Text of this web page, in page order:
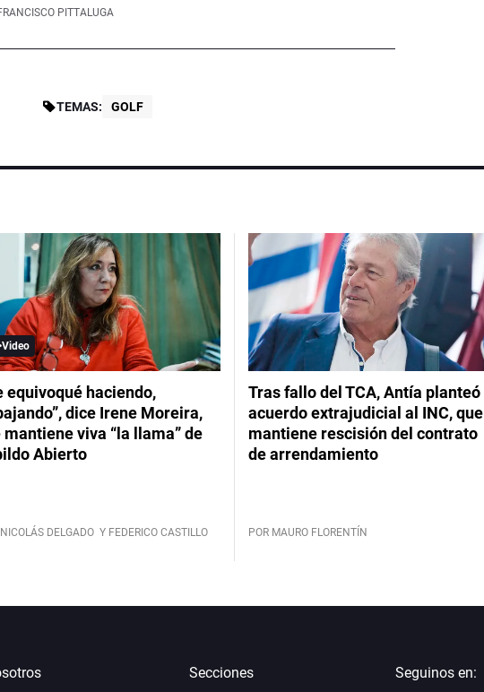
PITTALUGA
TEMAS: GOLF
Video
equivoqué haciendo,
dice Irene Moreira,
mantiene viva “la llama” de
Abierto
NICOLÁS DELGADO Y FEDERICO CASTILLO
Tras fallo del TCA, Antía planteó
acuerdo extrajudicial al INC, que
mantiene rescisión del contrato
de arrendamiento
POR MAURO FLORENTÍN
Secciones
Seguinos en: